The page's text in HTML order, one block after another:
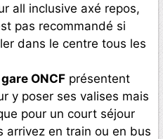
all inclusive axé repos,
pas recommandé si
dans le centre tous les
ONCF présentent
y poser ses valises mais
pour un court séjour
arrivez en train ou en bus